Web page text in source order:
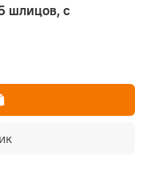
шлицов, с